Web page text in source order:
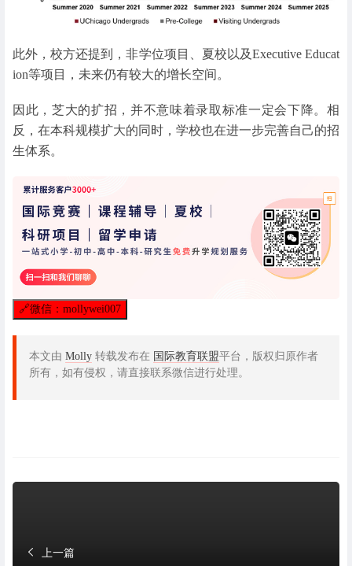
此外，校方还提到，非学位项目、夏校以及Executive Educat
ion等项目，未来仍有较大的增长空间。
因此，芝大的扩招，并不意味着录取标准一定会下降。相
反，在本科规模扩大的同时，学校也在进一步完善自己的招
生体系。
🔗微信：mollywei007
本文由 Molly 转载发布在 国际教育联盟平台，版权归原作者
所有，如有侵权，请直接联系微信进行处理。
上一篇